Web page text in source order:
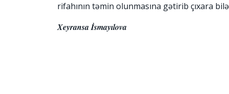
rifahının təmin olunmasına gətirib çıxara
Xeyransa İsmayılova